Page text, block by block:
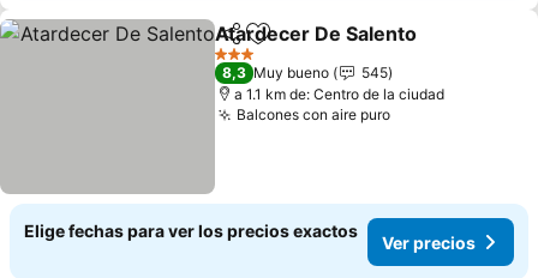
CompartirAgregar a favoritos
Atardecer De Salento
3 Estrellas
8,3 Muy bueno
545
a 1.1 km de: Centro de la ciudad
Balcones con aire puroVer precios
Elige fechas para ver los precios exactos
Ver precios